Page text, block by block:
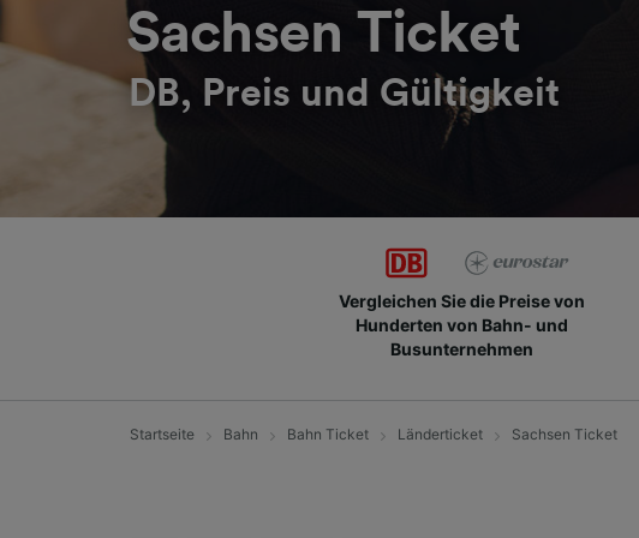
Sachsen Ticket
DB, Preis und Gültigkeit
Vergleichen Sie die Preise von
Hunderten von Bahn- und
Busunternehmen
Startseite Bahn Bahn Ticket Länderticket Sachsen Ticket